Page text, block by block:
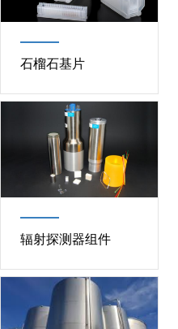
石榴石基片
石榴石基片
Description
GGG、SGGG 和 NGG 可
用于生长半导体晶体层。
造。
阅读更多
Image
辐射探测器组件
辐射探测器组件
Image